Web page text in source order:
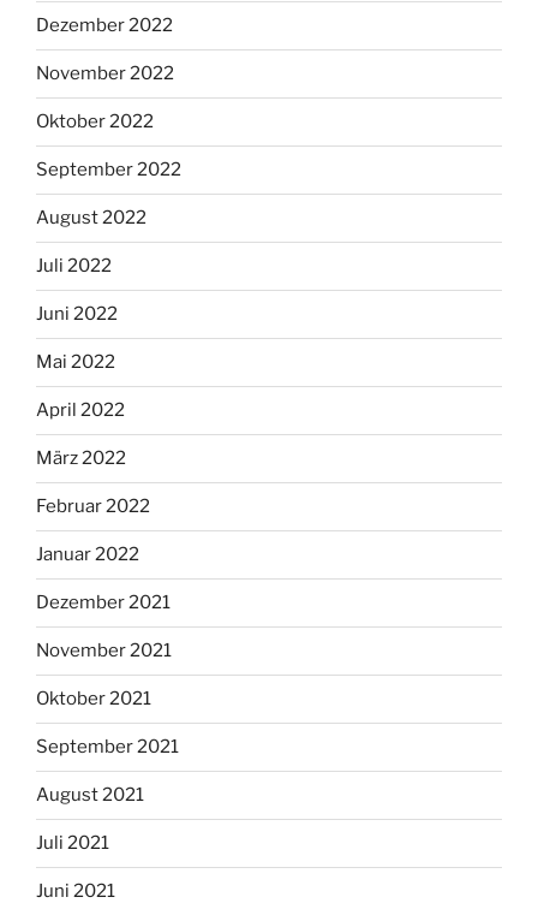
Dezember 2022
November 2022
Oktober 2022
September 2022
August 2022
Juli 2022
Juni 2022
Mai 2022
April 2022
März 2022
Februar 2022
Januar 2022
Dezember 2021
November 2021
Oktober 2021
September 2021
August 2021
Juli 2021
Juni 2021